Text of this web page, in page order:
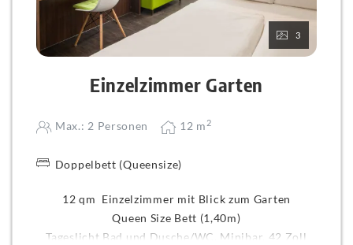
3
Einzelzimmer Garten
Max.: 2 Personen 12 m2
Doppelbett (Queensize)
12 qm Einzelzimmer mit Blick zum Garten
Queen Size Bett (1,40m)
Tageslicht Bad und Dusche/WC, Minibar, 42 Zoll